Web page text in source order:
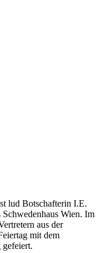
lud Botschafterin I.E.
Wien. Im
aus der
mit dem